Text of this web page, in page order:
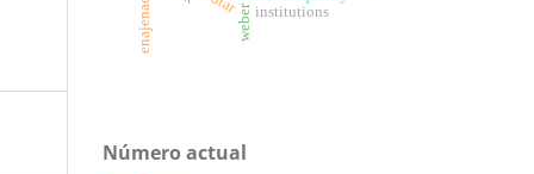
weber institutions
Número actual